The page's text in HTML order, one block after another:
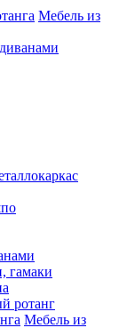
Мебель из
гамаки
ротанг
Мебель из